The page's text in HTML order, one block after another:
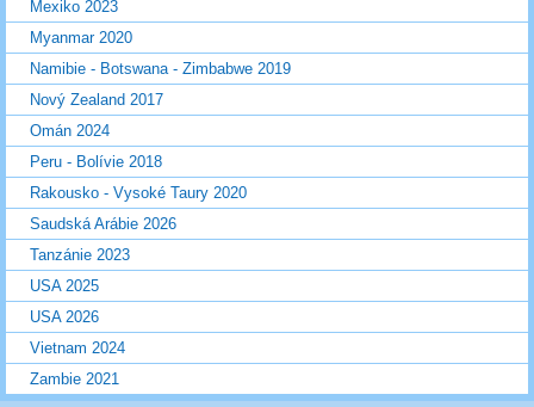
Mexiko 2023
Myanmar 2020
Namibie - Botswana - Zimbabwe 2019
Nový Zealand 2017
Omán 2024
Peru - Bolívie 2018
Rakousko - Vysoké Taury 2020
Saudská Arábie 2026
Tanzánie 2023
USA 2025
USA 2026
Vietnam 2024
Zambie 2021